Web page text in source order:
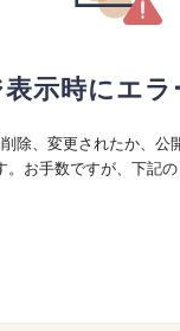
示時にエラ
除、変更されたか、公
お手数ですが、下記の